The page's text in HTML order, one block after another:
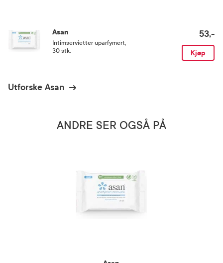
Asan
Intimservietter uparfymert
30 stk.
53,-
Kjøp
Utforske Asan
ANDRE SER OGSÅ PÅ